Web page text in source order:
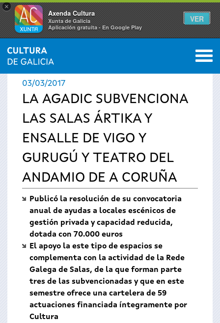
×
Axenda Cultura
Xunta de Galicia
Aplicación gratuíta - En Google Play
VER
Se
encuentra
usted
aquí
INICIO › ACTUALIDAD 0
03/03/2017
LA AGADIC SUBVENCIONA
LAS SALAS ÁRTIKA Y
ENSALLE DE VIGO Y
GURUGÚ Y TEATRO DEL
ANDAMIO DE A CORUÑA
Publicó la resolución de su convocatoria
anual de ayudas a locales escénicos de
gestión privada y capacidad reducida,
dotada con 70.000 euros
El apoyo la este tipo de espacios se
complementa con la actividad de la Rede
Galega de Salas, de la que forman parte
tres de las subvencionadas y que en este
semestre ofrece una cartelera de 59
actuaciones financiada íntegramente por
Cultura